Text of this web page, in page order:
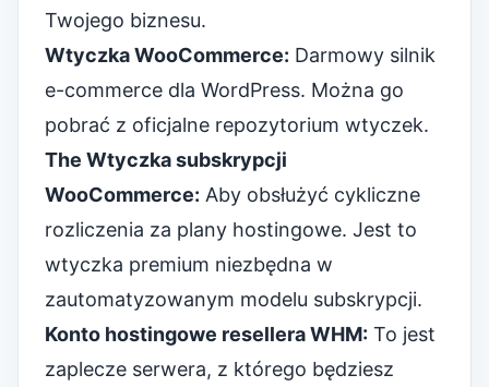
Twojego biznesu.
Wtyczka WooCommerce: Darmowy silnik
e-commerce dla WordPress. Można go
pobrać z oficjalne repozytorium wtyczek.
The Wtyczka subskrypcji
WooCommerce: Aby obsłużyć cykliczne
rozliczenia za plany hostingowe. Jest to
wtyczka premium niezbędna w
zautomatyzowanym modelu subskrypcji.
Konto hostingowe resellera WHM: To jest
zaplecze serwera, z którego będziesz